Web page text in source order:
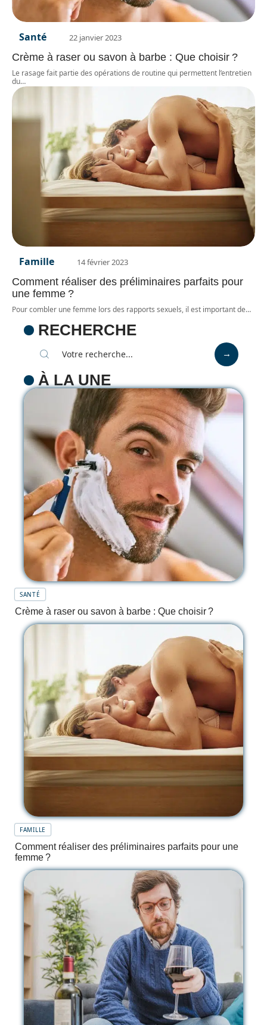
Santé 22 janvier 2023
Crème à raser ou savon à barbe : Que choisir ?
Le rasage fait partie des opérations de routine qui permettent l’entretien
du…
Famille 14 février 2023
Comment réaliser des préliminaires parfaits pour
une femme ?
Pour combler une femme lors des rapports sexuels, il est important de…
RECHERCHE
À LA UNE
SANTÉ
Crème à raser ou savon à barbe : Que choisir ?
FAMILLE
Comment réaliser des préliminaires parfaits pour une
femme ?